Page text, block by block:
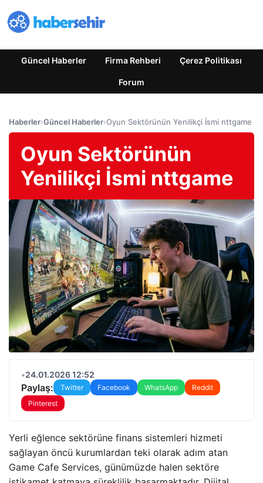
Güncel Haberler Firma Rehberi Çerez Politikası
Forum
Haberler›Güncel Haberler›Oyun Sektörünün Yenilikçi İsmi nttgame
Oyun Sektörünün
Yenilikçi İsmi nttgame
•24.01.2026 12:52
Paylaş: Twitter Facebook WhatsApp
Reddit
Pinterest
Yerli eğlence sektörüne finans sistemleri hizmeti
sağlayan öncü kurumlardan teki olarak adım atan
Game Cafe Services, günümüzde halen sektöre